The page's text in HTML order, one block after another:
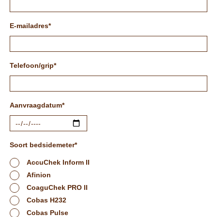
E-mailadres
Telefoon/grip
Aanvraagdatum
Soort bedsidemeter
AccuChek Inform II
Afinion
CoaguChek PRO II
Cobas H232
Cobas Pulse